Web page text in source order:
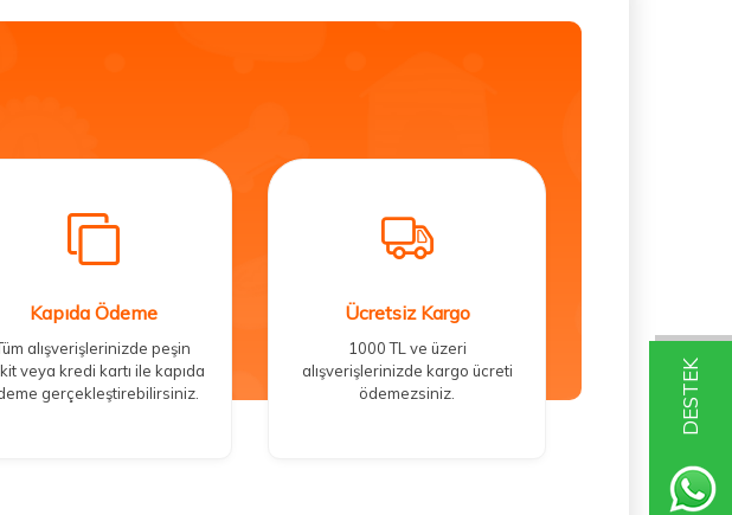
DESTEK
Kapıda Ödeme
alışverişlerinizde peşin
veya kredi kartı ile kapıda
gerçekleştirebilirsiniz.
Ücretsiz Kargo
1000 TL ve üzeri
alışverişlerinizde kargo ücreti
ödemezsiniz.